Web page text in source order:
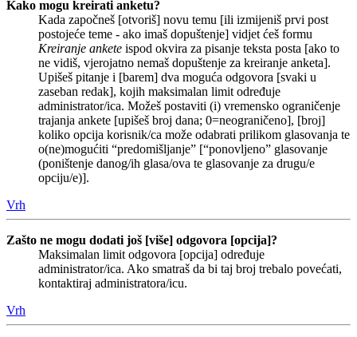
Kako mogu kreirati anketu?
Kada započneš [otvoriš] novu temu [ili izmijeniš prvi post
postojeće teme - ako imaš dopuštenje] vidjet ćeš formu
Kreiranje ankete ispod okvira za pisanje teksta posta [ako to
ne vidiš, vjerojatno nemaš dopuštenje za kreiranje anketa].
Upišeš pitanje i [barem] dva moguća odgovora [svaki u
zaseban redak], kojih maksimalan limit određuje
administrator/ica. Možeš postaviti (i) vremensko ograničenje
trajanja ankete [upišeš broj dana; 0=neograničeno], [broj]
koliko opcija korisnik/ca može odabrati prilikom glasovanja te
o(ne)mogućiti “predomišljanje” [“ponovljeno” glasovanje
(poništenje danog/ih glasa/ova te glasovanje za drugu/e
opciju/e)].
Vrh
Zašto ne mogu dodati još [više] odgovora [opcija]?
Maksimalan limit odgovora [opcija] određuje
administrator/ica. Ako smatraš da bi taj broj trebalo povećati,
kontaktiraj administratora/icu.
Vrh